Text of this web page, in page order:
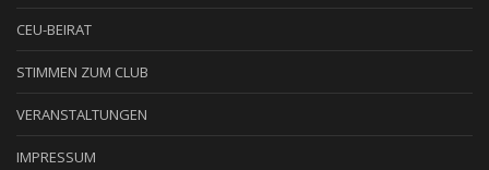
CEU-BEIRAT
STIMMEN ZUM CLUB
VERANSTALTUNGEN
IMPRESSUM